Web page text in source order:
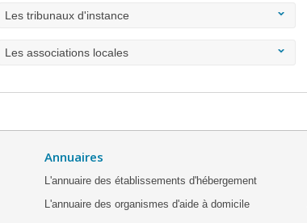
Les tribunaux d'instance
Les associations locales
Annuaires
L'annuaire des établissements d'hébergement
L'annuaire des organismes d'aide à domicile